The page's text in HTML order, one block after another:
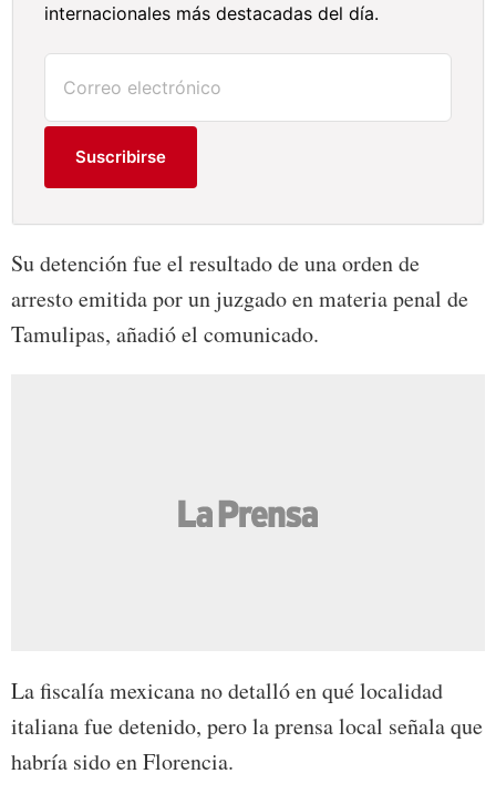
internacionales más destacadas del día.
Suscribirse
Su detención fue el resultado de una orden de
arresto emitida por un juzgado en materia penal de
Tamulipas, añadió el comunicado.
La fiscalía mexicana no detalló en qué localidad
italiana fue detenido, pero la prensa local señala que
habría sido en Florencia.